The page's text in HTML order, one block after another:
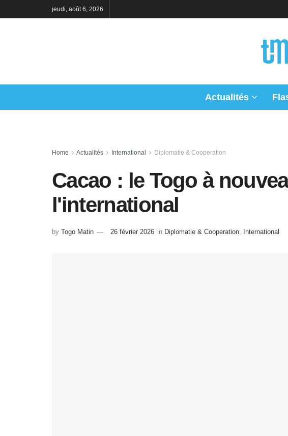
jeudi, août 6, 2026
Actualités
Home Actualités International Diplomatie & Cooperation
Cacao : le Togo à
l'international
by Togo Matin 26 février 2026 in Diplomatie & Cooperation International